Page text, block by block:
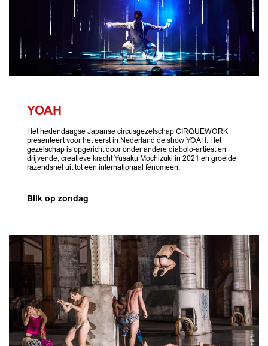
YOAH
Het hedendaagse Japanse circusgezelschap CIRQUEWORK
presenteert voor het eerst in Nederland de show YOAH. Het
gezelschap is opgericht door onder andere diabolo-artiest en
drijvende, creatieve kracht Yusaku Mochizuki in 2021 en groeide
razendsnel uit tot een internationaal fenomeen.
Blik op zondag